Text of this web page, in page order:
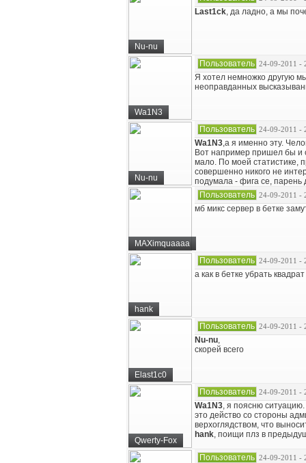
Nu-nu
Last1ck, да ладно, а мы
Wa1N3
Пользователь 24-09-2011 -
Я хотел немножко другую
неоправданных
Nu-nu
Пользователь 24-09-2011 -
Wa1N3,а я именно эту.
Вот например пришел бы и
мало. По моей статистике,
совершенно никого не
подумала - фига се, парень
MAXimquaaaa
Пользователь 24-09-2011 -
мб микс сервер в бетке
hank
Пользователь 24-09-2011 -
а как в бетке убрать
Elast1c0
Пользователь 24-09-2011 -
Nu-nu,
скорей всего
Qwerty-Fox
Пользователь 24-09-2011 -
Wa1N3, я поясню ситуацию.
это действо со стороны
верхоглядством, что
hank, поищи плз в
Пользователь 24-09-2011 -